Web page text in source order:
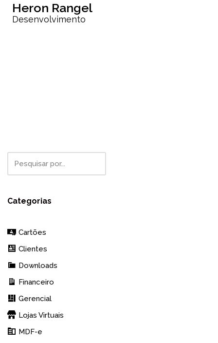
Heron Rangel
Desenvolvimento
Categorias
Cartões
Clientes
Downloads
Financeiro
Gerencial
Lojas Virtuais
MDF-e